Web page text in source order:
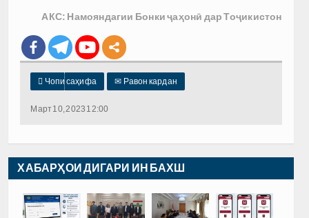
АКС: Намояндагии Бонки ҷаҳонӣ дар Тоҷикистон
 Чопи саҳифа ✉ Равон кардан
Март 10, 2023 12:00
ХАБАРҲОИ ДИГАРИ ИН БАХШ